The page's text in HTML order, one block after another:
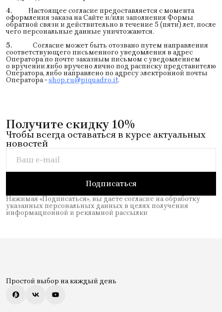
4. Настоящее согласие предоставляется с момента
оформления заказа на Сайте и/или заполнения Формы
обратной связи и действительно в течение 5 (пяти) лет, после
чего персональные данные уничтожаются.
5. Согласие может быть отозвано путем направления
соответствующего письменного уведомления в адрес
Оператора по почте заказным письмом с уведомлением
о вручении либо вручено лично под расписку представителю
Оператора, либо направлено по адресу электронной почты
Оператора -shop.ru@piquadro.it.
Получите скидку 10%
Чтобы всегда оставаться в курсе актуальных
новостей
Подписаться
Нажимая «Подписаться», вы даете согласие на обработку
указанных персональных данных в целях получения
информационной и рекламной рассылки
Простой выбор на каждый день